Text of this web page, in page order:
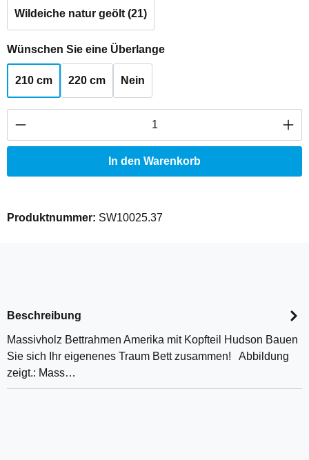
Wildeiche natur geölt (21)
Wünschen Sie eine Überlangeauswählen
210 cm 220 cm Nein
Produkt Anzahl: Gib den gewünschten
In den Warenkorb
Produktnummer: SW10025.37
Beschreibung
Massivholz Bettrahmen Amerika mit Kopfteil Hudson Bauen
Sie sich Ihr eigenenes Traum Bett zusammen! Abbildung
zeigt.: Mass…